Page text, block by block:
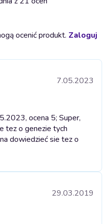
ocenić produkt. Zaloguj
7.05.2023
ocena 5; Super,
tez o genezie tych
dowiedzieć sie tez o
29.03.2019